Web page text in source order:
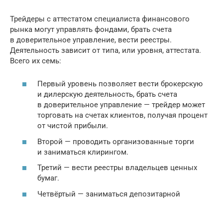
Трейдеры с аттестатом специалиста финансового
рынка могут управлять фондами, брать счета
в доверительное управление, вести реестры.
Деятельность зависит от типа, или уровня, аттестата.
Всего их семь:
Первый уровень позволяет вести брокерскую
и дилерскую деятельность, брать счета
в доверительное управление — трейдер может
торговать на счетах клиентов, получая процент
от чистой прибыли.
Второй — проводить организованные торги
и заниматься клирингом.
Третий — вести реестры владельцев ценных
бумаг.
Четвёртый — заниматься депозитарной